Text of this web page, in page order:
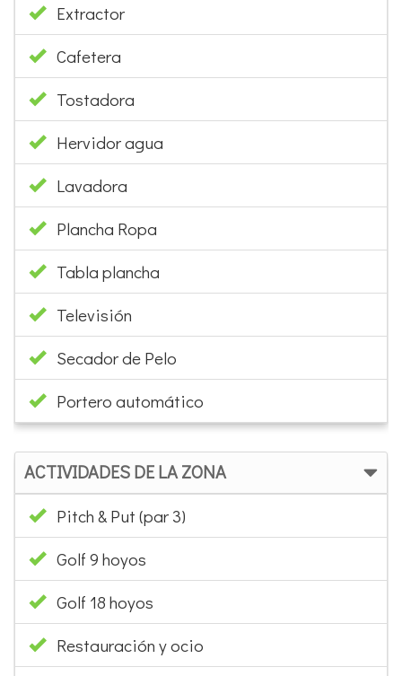
Extractor
Cafetera
Tostadora
Hervidor agua
Lavadora
Plancha Ropa
Tabla plancha
Televisión
Secador de Pelo
Portero automático
ACTIVIDADES DE LA ZONA
Pitch & Put (par 3)
Golf 9 hoyos
Golf 18 hoyos
Restauración y ocio